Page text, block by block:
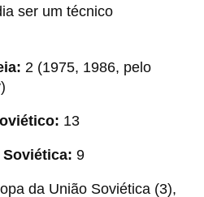
ser um técnico
2 (1975, 1986, pelo
13
Soviética: 9
da União Soviética (3),